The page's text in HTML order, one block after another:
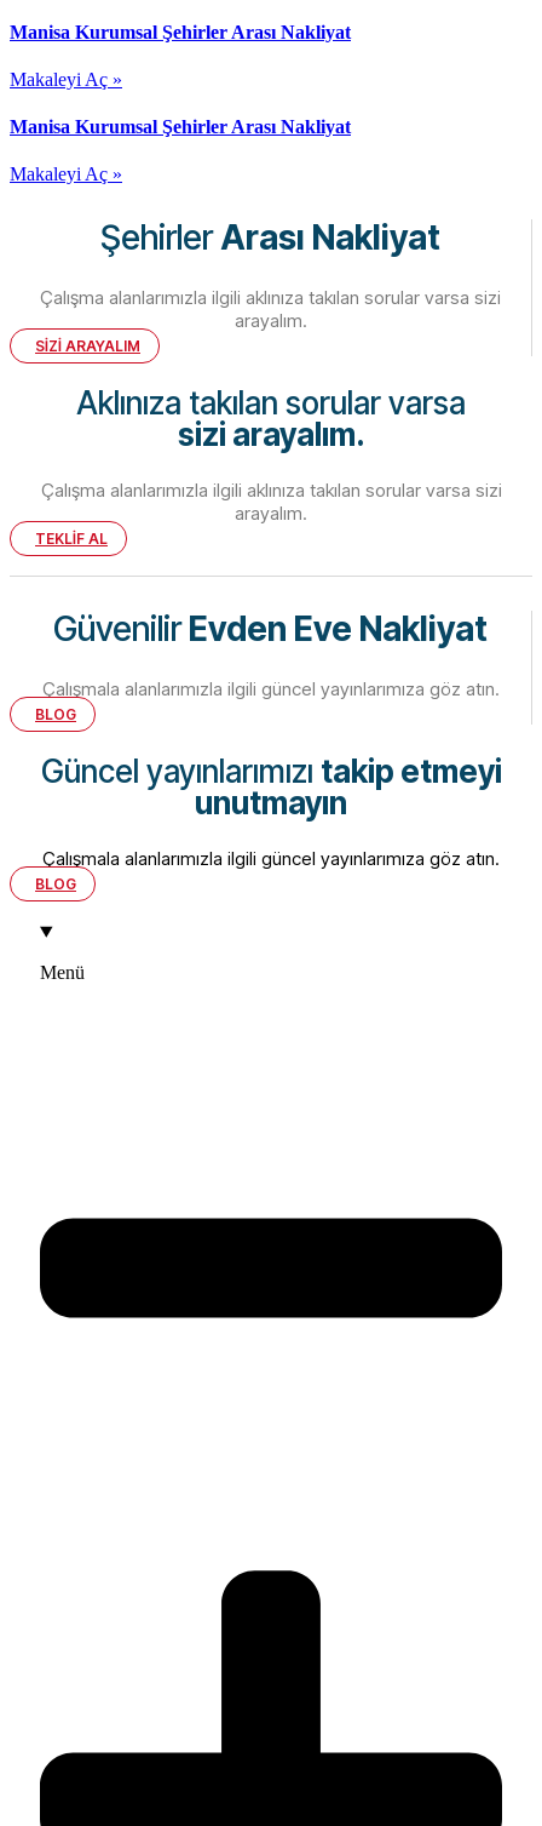
Manisa Kurumsal Şehirler Arası Nakliyat
Makaleyi Aç »
Manisa Kurumsal Şehirler Arası Nakliyat
Makaleyi Aç »
ŞehirlerArası Nakliyat
Çalışma alanlarımızla ilgili aklınıza takılan sorular varsa sizi
arayalım.
SİZİ ARAYALIM
Aklınıza takılan sorular varsa
sizi arayalım.
Çalışma alanlarımızla ilgili aklınıza takılan sorular varsa sizi
arayalım.
TEKLİF AL
GüvenilirEvden Eve Nakliyat
Çalışmala alanlarımızla ilgili güncel yayınlarımıza göz atın.
BLOG
Güncel yayınlarımızı takip etmeyi
unutmayın
Çalışmala alanlarımızla ilgili güncel yayınlarımıza göz atın.
BLOG
Menü